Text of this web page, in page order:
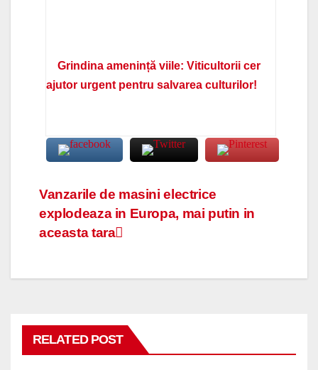
Grindina amenință viile: Viticultorii cer
ajutor urgent pentru salvarea culturilor!
Navigare
în
Vanzarile de masini electrice
explodeaza in Europa, mai putin in
aceasta tara
RELATED POST